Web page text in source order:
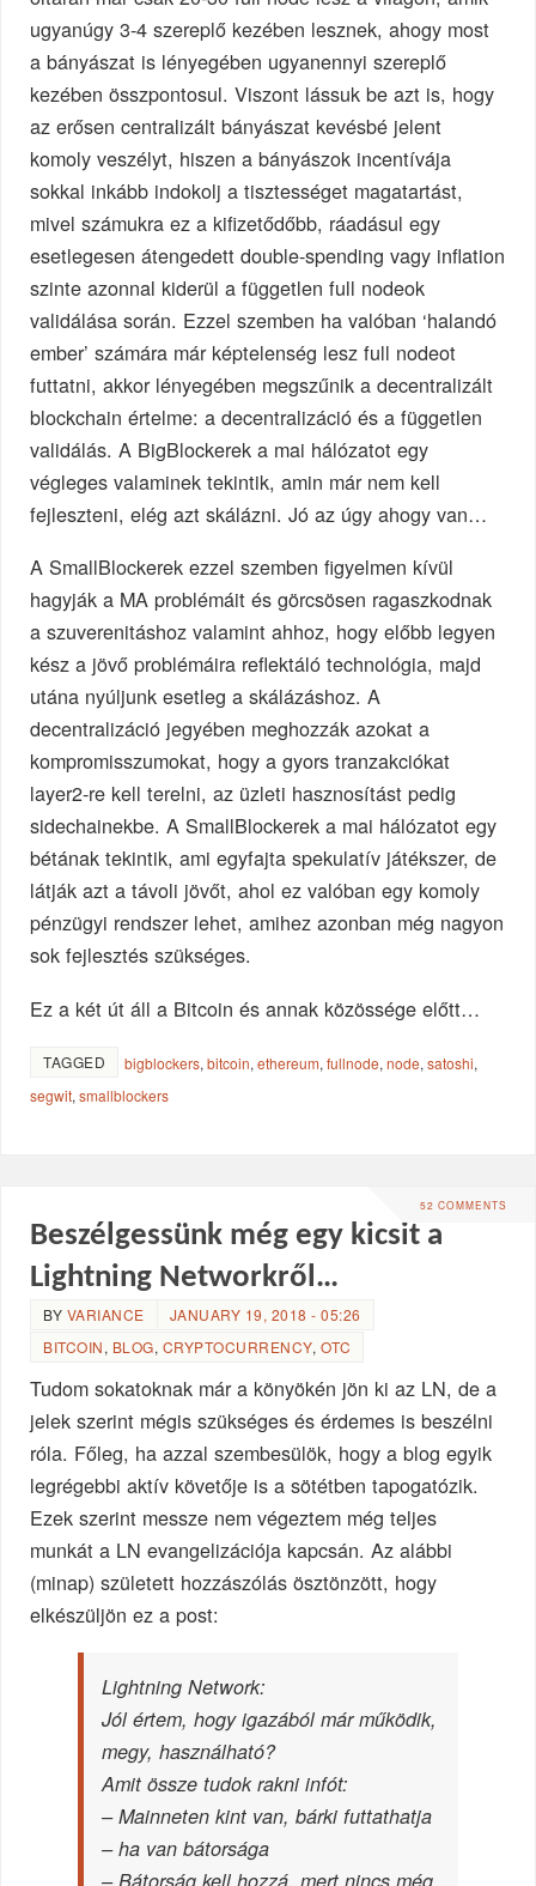
ugyanúgy 3-4 szereplő kezében lesznek, ahogy most
a bányászat is lényegében ugyanennyi szereplő
kezében összpontosul. Viszont lássuk be azt is, hogy
az erősen centralizált bányászat kevésbé jelent
komoly veszélyt, hiszen a bányászok incentívája
sokkal inkább indokolj a tisztességet magatartást,
mivel számukra ez a kifizetődőbb, ráadásul egy
esetlegesen átengedett double-spending vagy inflation
szinte azonnal kiderül a független full nodeok
validálása során. Ezzel szemben ha valóban ‘halandó
ember’ számára már képtelenség lesz full nodeot
futtatni, akkor lényegében megszűnik a decentralizált
blockchain értelme: a decentralizáció és a független
validálás. A BigBlockerek a mai hálózatot egy
végleges valaminek tekintik, amin már nem kell
fejleszteni, elég azt skálázni. Jó az úgy ahogy van…
A SmallBlockerek ezzel szemben figyelmen kívül
hagyják a MA problémáit és görcsösen ragaszkodnak
a szuverenitáshoz valamint ahhoz, hogy előbb legyen
kész a jövő problémáira reflektáló technológia, majd
utána nyúljunk esetleg a skálázáshoz. A
decentralizáció jegyében meghozzák azokat a
kompromisszumokat, hogy a gyors tranzakciókat
layer2-re kell terelni, az üzleti hasznosítást pedig
sidechainekbe. A SmallBlockerek a mai hálózatot egy
bétának tekintik, ami egyfajta spekulatív játékszer, de
látják azt a távoli jövőt, ahol ez valóban egy komoly
pénzügyi rendszer lehet, amihez azonban még nagyon
sok fejlesztés szükséges.
Ez a két út áll a Bitcoin és annak közössége előtt…
TAGGED bigblockers,bitcoin,ethereum,fullnode,node,satoshi,
segwit,smallblockers
52 COMMENTS
Beszélgessünk még egy kicsit a
Lightning Networkről…
BY VARIANCE
JANUARY 19, 2018 - 05:26
BITCOIN, BLOG, CRYPTOCURRENCY, OTC
Tudom sokatoknak már a könyökén jön ki az LN, de a
jelek szerint mégis szükséges és érdemes is beszélni
róla. Főleg, ha azzal szembesülök, hogy a blog egyik
legrégebbi aktív követője is a sötétben tapogatózik.
Ezek szerint messze nem végeztem még teljes
munkát a LN evangelizációja kapcsán. Az alábbi
(minap) született hozzászólás ösztönzött, hogy
elkészüljön ez a post:
Lightning Network:
Jól értem, hogy igazából már működik,
megy, használható?
Amit össze tudok rakni infót:
– Mainneten kint van, bárki futtathatja
– ha van bátorsága
– Bátorság kell hozzá, mert nincs még